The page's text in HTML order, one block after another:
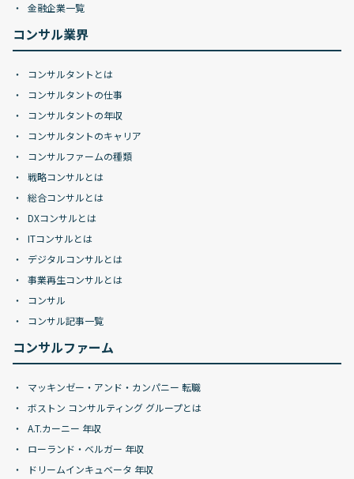
金融企業一覧
コンサル業界
コンサルタントとは
コンサルタントの仕事
コンサルタントの年収
コンサルタントのキャリア
コンサルファームの種類
戦略コンサルとは
総合コンサルとは
DXコンサルとは
ITコンサルとは
デジタルコンサルとは
事業再生コンサルとは
コンサル
コンサル記事一覧
コンサルファーム
マッキンゼー・アンド・カンパニー 転職
ボストン コンサルティング グループとは
A.T.カーニー 年収
ローランド・ベルガー 年収
ドリームインキュベータ 年収